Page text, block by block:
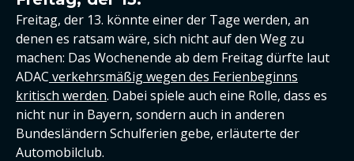
Freitag, der 13. könnte einer der Tage werden, an
denen es ratsam wäre, sich nicht auf den Weg zu
machen: Das Wochenende ab dem Freitag dürfte laut
ADAC verkehrsmäßig wegen des Ferienbeginns
kritisch werden. Dabei spiele auch eine Rolle, dass es
nicht nur in Bayern, sondern auch in anderen
Bundesländern Schulferien gebe, erläuterte der
Automobilclub.